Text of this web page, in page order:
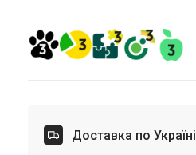
Доставка по Україні